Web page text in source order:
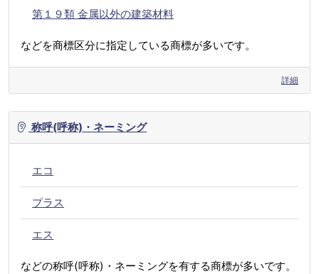
第１９類 金属以外の建築材料
などを商標区分に指定している商標が多いです。
詳細
称呼(呼称)・ネーミング
エコ
プラス
エス
などの称呼(呼称)・ネーミングを有する商標が多いです。